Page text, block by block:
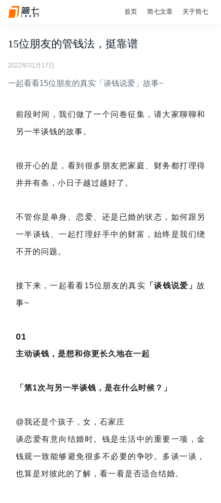
首页 简七文章 关于简七
15位朋友的管钱法，挺靠谱
2022年01月17日
一起看看15位朋友的真实「谈钱说爱」故事~
前段时间，我们做了一个问卷征集，请大家聊聊和
另一半谈钱的故事。
很开心的是，看到很多朋友把家庭、财务都打理得
井井有条，小日子越过越好了。
不管你是单身、恋爱、还是已婚的状态，如何跟另
一半谈钱、一起打理好手中的财富，始终是我们绕
不开的问题。
接下来，一起看看15位朋友的真实 「谈钱说爱」 故
事~
01
主动谈钱，是想和你更长久地在一起
「第1次与另一半谈钱，是在什么时候？」
@我还是个孩子，女，石家庄
谈恋爱有意向结婚时。钱是生活中的重要一项，金
钱观一致能够避免很多不必要的争吵。多谈一谈，
也算是对彼此的了解，看一看是否适合结婚。